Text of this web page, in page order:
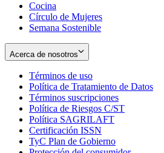
Cocina
Círculo de Mujeres
Semana Sostenible
Acerca de nosotros
Términos de uso
in
new
window
Política de Tratamiento de Datos
Términos suscripciones
in
Política de Riesgos C/ST
Política SAGRILAFT
new
Certificación ISSN
in
TyC Plan de Gobierno